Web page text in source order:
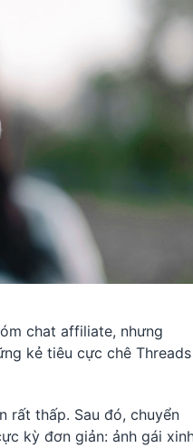
chat affiliate, nhưng
kẻ tiêu cực chê
rất thấp. Sau đó, chuyển
kỳ đơn giản: ảnh gái